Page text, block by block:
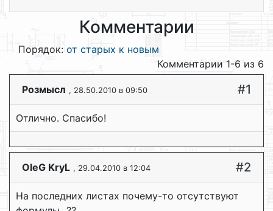
Комментарии
Порядок: от старых к новым
Комментарии 1-6 из 6
Розмысл , 28.50.2010 в 09:50 #1
Отлично. Спасибо!
OleG KryL , 29.04.2010 в 12:04 #2
На последних листах почему-то отсутствуют